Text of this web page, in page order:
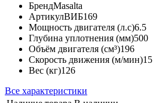
БрендMasalta
АртикулВИБ169
Мощность двигателя (л.с)6.5
Глубина уплотнения (мм)500
Объём двигателя (см³)196
Скорость движения (м/мин)15
Вес (кг)126
Все характеристики